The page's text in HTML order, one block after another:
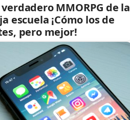
MMORPG de la
escuela ¡Cómo los de
pero mejor!